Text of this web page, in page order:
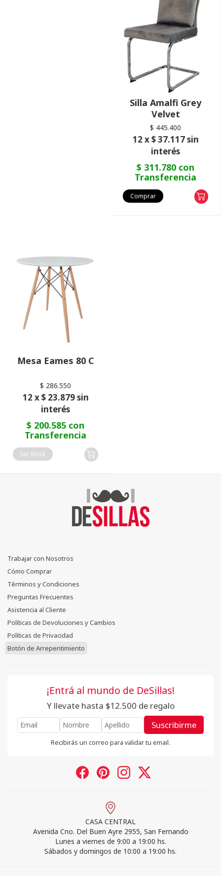
Silla Amalfi Grey
Velvet
$ 445.400
12 x $ 37.117 sin
interés
$ 311.780 con
Transferencia
Comprar
Mesa Eames 80 C
$ 286.550
12 x $ 23.879 sin
interés
$ 200.585 con
Transferencia
Sin Stock
Trabajar con Nosotros
Cómo Comprar
Términos y Condiciones
Preguntas Frecuentes
Asistencia al Cliente
Políticas de Devoluciones y Cambios
Políticas de Privacidad
Botón de Arrepentimiento
¡Entrá al mundo de DeSillas!
Y llevate hasta $12.500 de regalo
Suscribirme
Recibirás un correo para validar tu email.
CASA CENTRAL
Avenida Cno. Del Buen Ayre 2955, San Fernando
Lunes a viernes de 9:00 a 19:00 hs.
Sábados y domingos de 10:00 a 19:00 hs.